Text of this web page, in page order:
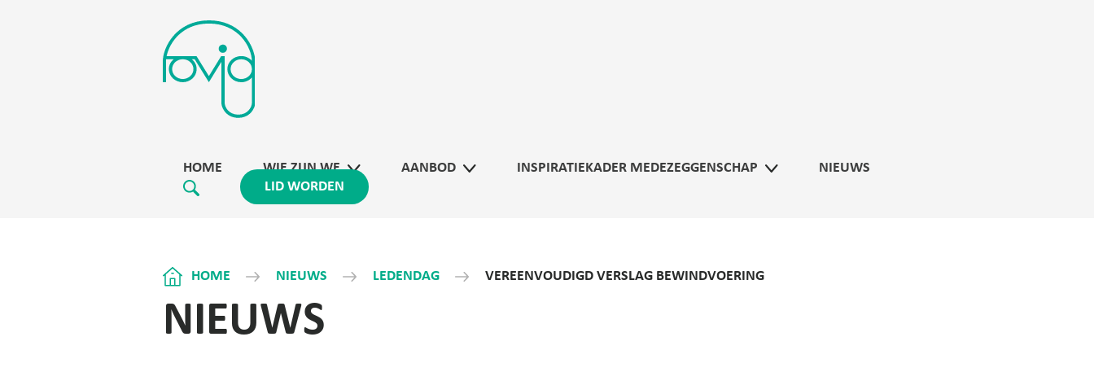
HOME WIE ZIJN WE AANBOD INSPIRATIEKADER MEDEZEGGENSCHAP
NIEUWS
LID WORDEN
HOME NIEUWS LEDENDAG VEREENVOUDIGD VERSLAG BEWINDVOERING
NIEUWS